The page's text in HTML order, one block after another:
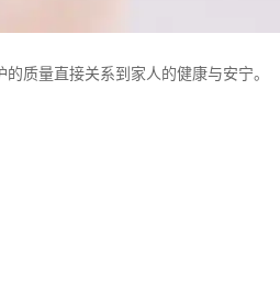
质量直接关系到家人的健康与安宁。